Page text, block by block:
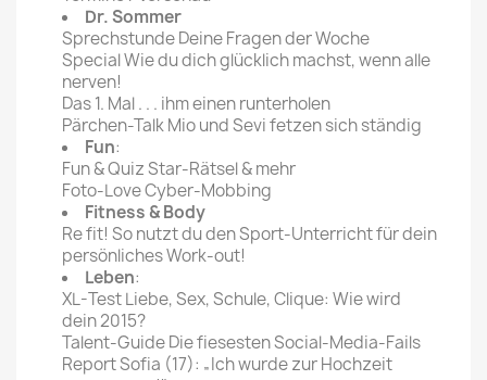
Dr. Sommer
Sprechstunde Deine Fragen der Woche
Special Wie du dich glücklich machst, wenn alle
nerven!
Das 1. Mal . . . ihm einen runterholen
Pärchen-Talk Mio und Sevi fetzen sich ständig
Fun:
Fun & Quiz Star-Rätsel & mehr
Foto-Love Cyber-Mobbing
Fitness & Body
Re fit! So nutzt du den Sport-Unterricht für dein
persönliches Work-out!
Leben:
XL-Test Liebe, Sex, Schule, Clique: Wie wird
dein 2015?
Talent-Guide Die fiesesten Social-Media-Fails
Report Sofia (17): „Ich wurde zur Hochzeit